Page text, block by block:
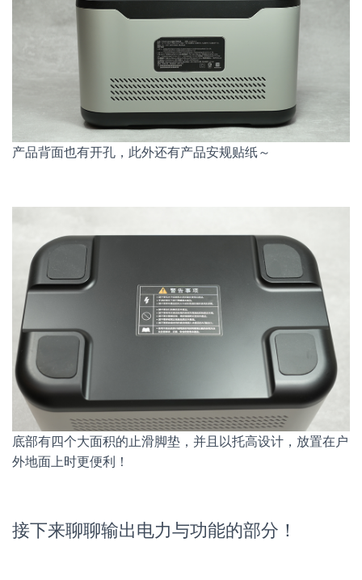
产品背面也有开孔，此外还有产品安规贴纸～
底部有四个大面积的止滑脚垫，并且以托高设计，放置在户
外地面上时更便利！
接下来聊聊输出电力与功能的部分！